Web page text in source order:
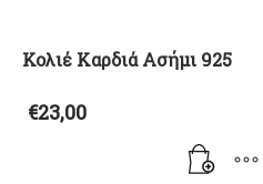
Κολιέ Καρδιά Ασήμι 925
€23,00